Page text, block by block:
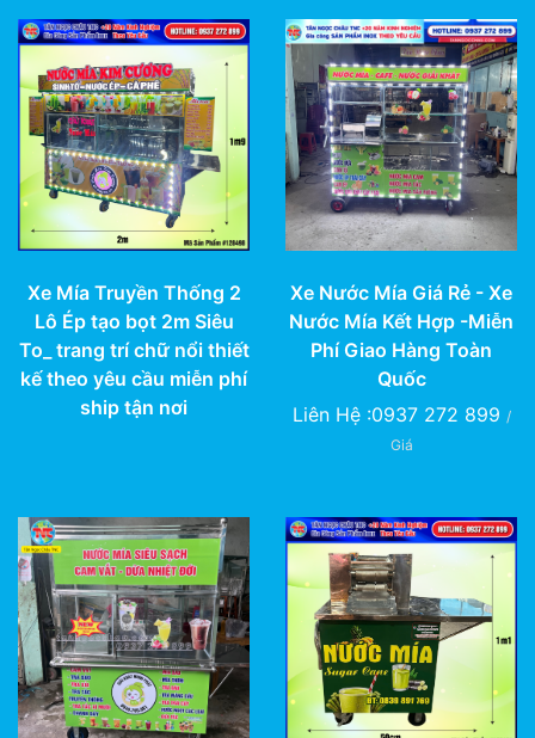
Xe Mía Truyền Thống 2
Lô Ép tạo bọt 2m Siêu
To_ trang trí chữ nổi thiết
kế theo yêu cầu miễn phí
ship tận nơi
Xe Nước Mía Giá Rẻ - Xe
Nước Mía Kết Hợp -Miễn
Phí Giao Hàng Toàn
Quốc
Liên Hệ :0937 272 899 /
Giá